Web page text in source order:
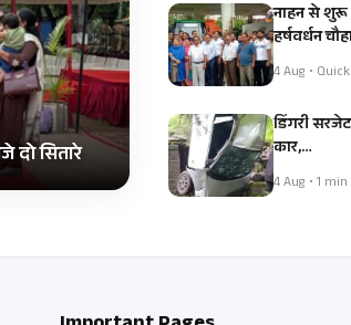
सितारे
नाहन से शुरू
हर्षवर्धन
4 Aug •
डिंगरी
कार,…
4 Aug • 1